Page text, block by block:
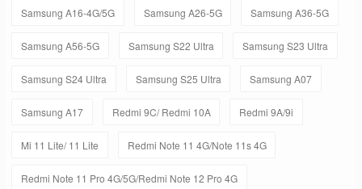
Samsung A16-4G/5G Samsung A26-5G Samsung A36-5G
Samsung A56-5G Samsung S22 Ultra Samsung S23 Ultra
Samsung S24 Ultra Samsung S25 Ultra Samsung A07
Samsung A17 Redmi 9C/ Redmi 10A Redmi 9A/9i
Mi 11 Lite/ 11 Lite Redmi Note 11 4G/Note 11s 4G
Redmi Note 11 Pro 4G/5G/Redmi Note 12 Pro 4G